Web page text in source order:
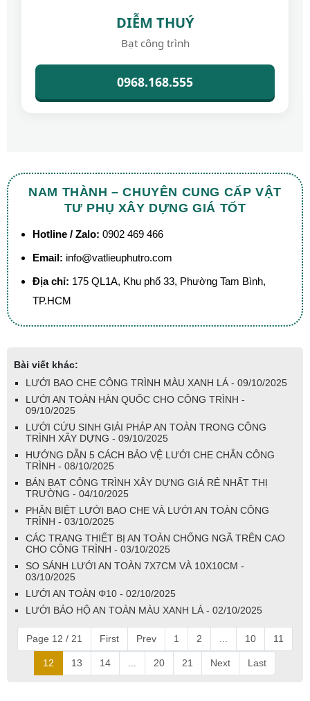
DIỄM THUÝ
Bạt công trình
0968.168.555
NAM THÀNH – CHUYÊN CUNG CẤP VẬT
TƯ PHỤ XÂY DỰNG GIÁ TỐT
Hotline / Zalo: 0902 469 466
Email: info@vatlieuphutro.com
Địa chỉ: 175 QL1A, Khu phố 33, Phường Tam Bình,
TP.HCM
Bài viết khác:
LƯỚI BAO CHE CÔNG TRÌNH MÀU XANH LÁ - 09/10/2025
LƯỚI AN TOÀN HÀN QUỐC CHO CÔNG TRÌNH -
09/10/2025
LƯỚI CỨU SINH GIẢI PHÁP AN TOÀN TRONG CÔNG
TRÌNH XÂY DỰNG - 09/10/2025
HƯỚNG DẪN 5 CÁCH BẢO VỆ LƯỚI CHE CHẮN CÔNG
TRÌNH - 08/10/2025
BÁN BẠT CÔNG TRÌNH XÂY DỰNG GIÁ RẺ NHẤT THỊ
TRƯỜNG - 04/10/2025
PHÂN BIỆT LƯỚI BAO CHE VÀ LƯỚI AN TOÀN CÔNG
TRÌNH - 03/10/2025
CÁC TRANG THIẾT BỊ AN TOÀN CHỐNG NGÃ TRÊN CAO
CHO CÔNG TRÌNH - 03/10/2025
SO SÁNH LƯỚI AN TOÀN 7X7CM VÀ 10X10CM -
03/10/2025
LƯỚI AN TOÀN Φ10 - 02/10/2025
LƯỚI BẢO HỘ AN TOÀN MÀU XANH LÁ - 02/10/2025
Page 12 / 21 First Prev 1 2 10 11
12 13 14 20 21 Next Last